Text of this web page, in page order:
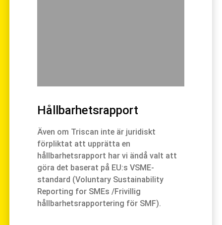
Hållbarhetsrapport
Även om Triscan inte är juridiskt
förpliktat att upprätta en
hållbarhetsrapport har vi ändå valt att
göra det baserat på EU:s VSME-
standard (Voluntary Sustainability
Reporting for SMEs /Frivillig
hållbarhetsrapportering för SMF).